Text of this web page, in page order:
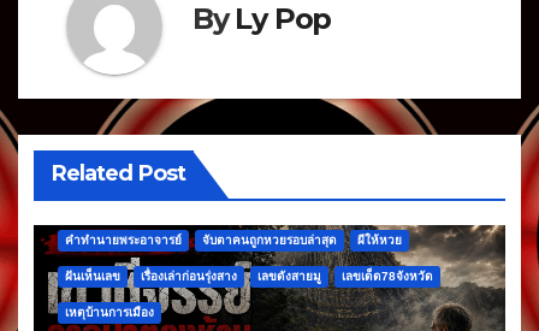
ByLy Pop
Related Post
คำทำนายพระอาจารย์ จับตาคนถูกหวยรอบล่าสุด ผีให้หวย
ฝันเห็นเลข เรื่องเล่าก่อนรุ่งสาง เลขดังสายมู เลขเด็ด78จังหวัด
เหตุบ้านการเมือง